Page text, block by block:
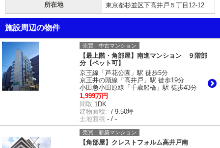
所在地 東京都杉並区下高井戸５丁目12-12
施設周辺の物件
売買｜中古マンション
【最上階・角部屋】南進マンション ９階部
分【ペット可】
京王線「芦花公園」駅 徒歩5分
京王井の頭線「高井戸」駅 徒歩19分
小田急小田原線「千歳船橋」駅 徒歩43分
1,999万円
間取:1DK
建物面積:- / 9.50坪
土地面積:- / -
売買｜新築マンション
【角部屋】クレストフォルム高井戸南